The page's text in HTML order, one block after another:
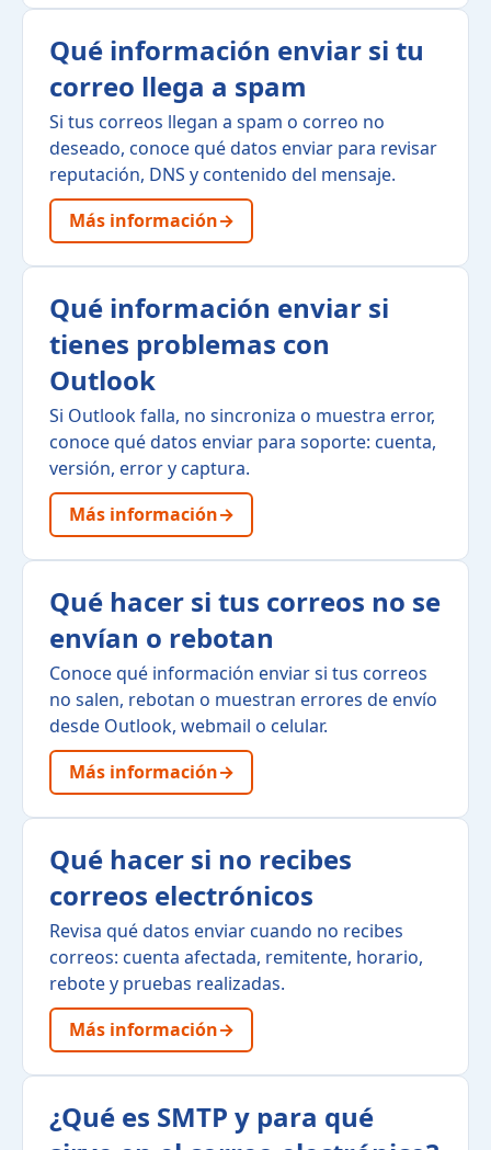
Qué información enviar si tu
correo llega a spam
Si tus correos llegan a spam o correo no
deseado, conoce qué datos enviar para revisar
reputación, DNS y contenido del mensaje.
Más información→
Qué información enviar si
tienes problemas con
Outlook
Si Outlook falla, no sincroniza o muestra error,
conoce qué datos enviar para soporte: cuenta,
versión, error y captura.
Más información→
Qué hacer si tus correos no se
envían o rebotan
Conoce qué información enviar si tus correos
no salen, rebotan o muestran errores de envío
desde Outlook, webmail o celular.
Más información→
Qué hacer si no recibes
correos electrónicos
Revisa qué datos enviar cuando no recibes
correos: cuenta afectada, remitente, horario,
rebote y pruebas realizadas.
Más información→
¿Qué es SMTP y para qué